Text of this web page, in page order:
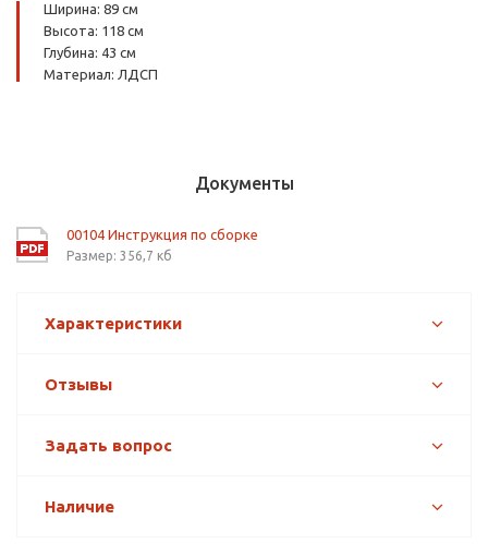
Ширина: 89 см
Высота: 118 см
Глубина: 43 см
Материал: ЛДСП
Документы
00104 Инструкция по сборке
Размер: 356,7 кб
Характеристики
Отзывы
Задать вопрос
Наличие